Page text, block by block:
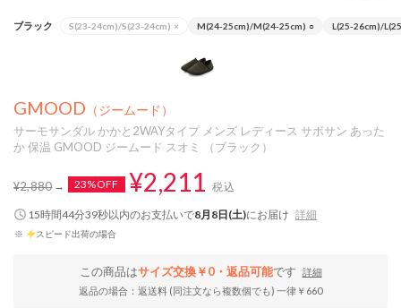
ブラック S(23-24cm)/S(23-24cm) × M(24-25cm)/M(24-25cm) ○ L(25-26cm)/
GMOOD （ジームード）
サーモサンダル かかと2WAYタイプ メンズ レディース サボサン あった
か 保温 GMOOD ジームード スオミ （ブラック）
¥2,880 23%OFF ¥2,211 税込
15時間44分38秒以内のお支払いで8月8日(土)にお届け 詳細
※ スピード出荷の場合
この商品はサイズ交換￥0・返品可能です
詳細
返品の場合：返送料 (同注文なら複数個でも) 一律￥660